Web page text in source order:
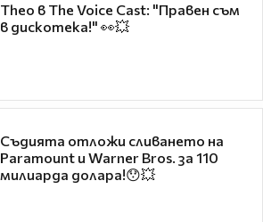
Theo в The Voice Cast: "Правен съм
в дискотека!" 👀💥
Съдията отложи сливането на
Paramount и Warner Bros. за 110
милиарда долара!😯💥